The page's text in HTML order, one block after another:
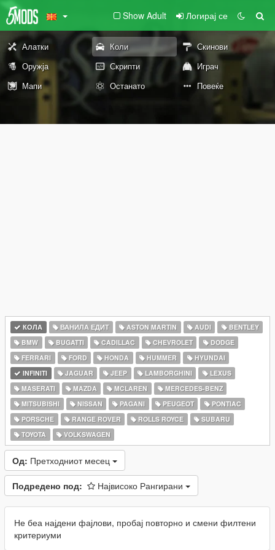
Show Adult Логирај се
Алатки Коли
Скинови
Оружја
Скрипти
Играч
Мапи
Останато Повеќе
КОЛА ВАНИЛА ЕДИТ ASTON MARTIN AUDI
BENTLEY
BMW
BUGATTI CADILLAC CHEVROLET
DODGE
FERRARI
FORD HONDA HUMMER
HYUNDAI
INFINITI
JAGUAR JEEP LAMBORGHINI
LEXUS
MASERATI
MAZDA MCLAREN
MERCEDES-BENZ
MITSUBISHI
NISSAN PAGANI PEUGEOT
PONTIAC
PORSCHE
RANGE ROVER ROLLS ROYCE
SUBARU
TOYOTA
VOLKSWAGEN
Од: Претходниот месец
Подредено под: Највисоко Рангирани
Не беа најдени фајлови, пробај повторно и смени филтени
критериуми